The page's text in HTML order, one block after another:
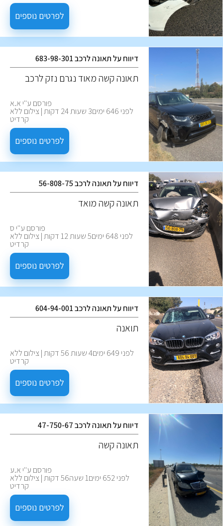
לפרטים נוספים
דיווח על תאונה לרכב 683-98-301
‏תאונה קשה מאוד נגרם נזק לרכב
פורסם ע''י א.א
לפני 646 ימים3 שעות 24 דקות | צילום ללא
קרדיט
לפרטים נוספים
דיווח על תאונה לרכב 56-808-75
תאונה קשה מואד
פורסם ע''י ס
לפני 648 ימים5 שעות 12 דקות | צילום ללא
קרדיט
לפרטים נוספים
דיווח על תאונה לרכב 604-94-001
תואנה
לפני 649 ימים4 שעות 56 דקות | צילום ללא
קרדיט
לפרטים נוספים
דיווח על תאונה לרכב 47-750-67
‏תאונה קשה
פורסם ע''י א.ע
לפני 652 ימים1 שעה56 דקות | צילום ללא
קרדיט
לפרטים נוספים